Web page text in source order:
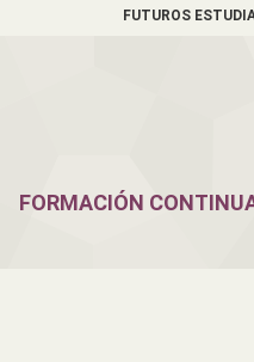
FUTUROS
FORMACIÓN